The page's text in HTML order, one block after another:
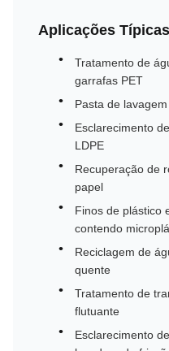
Aplicações Típicas
Tratamento de
garrafas PET
Pasta de
Esclarecimento
LDPE
Recuperação de
papel
Finos de plástico
contendo
Reciclagem de
quente
Tratamento de
flutuante
Esclarecimento